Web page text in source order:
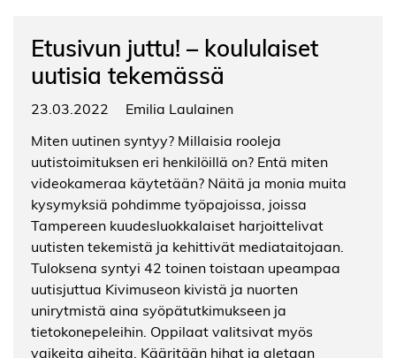
Etusivun juttu! – koululaiset
uutisia tekemässä
23.03.2022
Emilia Laulainen
Miten uutinen syntyy? Millaisia rooleja
uutistoimituksen eri henkilöillä on? Entä miten
videokameraa käytetään? Näitä ja monia muita
kysymyksiä pohdimme työpajoissa, joissa
Tampereen kuudesluokkalaiset harjoittelivat
uutisten tekemistä ja kehittivät mediataitojaan.
Tuloksena syntyi 42 toinen toistaan upeampaa
uutisjuttua Kivimuseon kivistä ja nuorten
unirytmistä aina syöpätutkimukseen ja
tietokonepeleihin. Oppilaat valitsivat myös
vaikeita aiheita. Kääritään hihat ja aletaan